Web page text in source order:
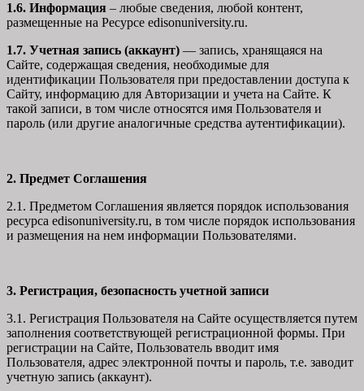
1.6. Информация – любые сведения, любой контент,
размещенные на Ресурсе edisonuniversity.ru.
1.7. Учетная запись (аккаунт) — запись, хранящаяся на
Сайте, содержащая сведения, необходимые для
идентификации Пользователя при предоставлении доступа к
Сайту, информацию для Авторизации и учета на Сайте. К
такой записи, в том числе относятся имя Пользователя и
пароль (или другие аналогичные средства аутентификации).
2. Предмет Соглашения
2.1. Предметом Соглашения является порядок использования
ресурса edisonuniversity.ru, в том числе порядок использования
и размещения на нем информации Пользователями.
3. Регистрация, безопасность учетной записи
3.1. Регистрация Пользователя на Сайте осуществляется путем
заполнения соответствующей регистрационной формы. При
регистрации на Сайте, Пользователь вводит имя
Пользователя, адрес электронной почты и пароль, т.е. заводит
учетную запись (аккаунт).